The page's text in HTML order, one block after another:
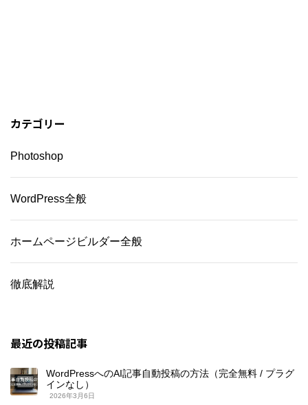
カテゴリー
Photoshop
WordPress全般
ホームページビルダー全般
徹底解説
最近の投稿記事
WordPressへのAI記事自動投稿の方法（完全無料 / プラグ
インなし）
2026年3月6日